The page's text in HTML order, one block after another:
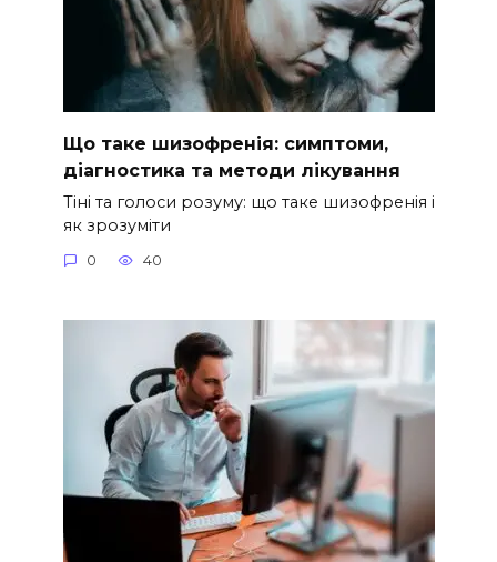
Що таке шизофренія: симптоми,
діагностика та методи лікування
Тіні та голоси розуму: що таке шизофренія і
як зрозуміти
0 40